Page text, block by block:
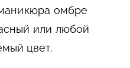
омбре
или любой
цвет.